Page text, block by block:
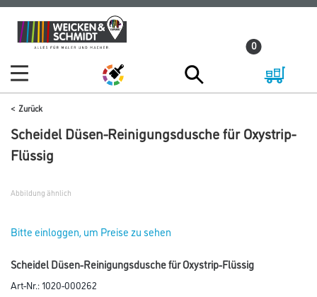
Zum
Inhalt
Zum
Navigationsmenü
0
Zurück
Scheidel Düsen-Reinigungsdusche für Oxystrip-
Flüssig
Abbildung ähnlich
Bitte einloggen, um Preise zu sehen
Scheidel Düsen-Reinigungsdusche für Oxystrip-Flüssig
Art-Nr.:1020-000262